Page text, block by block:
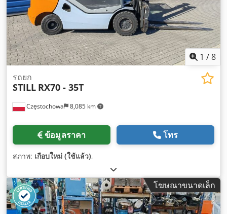
1 /8
Częstochowa 8,085 km
รถยก
STILL RX70 - 35T
ข้อมูลราคา โทร
สภาพ: เกือบใหม่ (ใช้แล้ว),
โฆษณาขนาดเล็ก